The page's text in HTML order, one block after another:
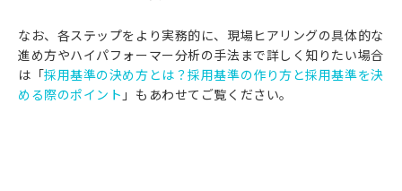
なお、各ステップをより実務的に、現場ヒアリングの具体的な
進め方やハイパフォーマー分析の手法まで詳しく知りたい場合
は「採用基準の決め方とは？採用基準の作り方と採用基準を決
める際のポイント 」もあわせてご覧ください。